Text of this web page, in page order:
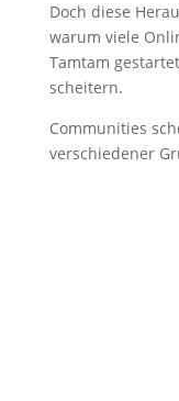
Doch diese
warum viele
Tamtam
scheitern.
Communities
verschiedener